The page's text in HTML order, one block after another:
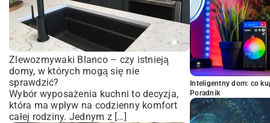
Zlewozmywaki Blanco – czy istnieją
domy, w których mogą się nie
sprawdzić?
Wybór wyposażenia kuchni to decyzja,
która ma wpływ na codzienny komfort
całej rodziny. Jednym z […]
Inteligentny dom: co
Poradnik